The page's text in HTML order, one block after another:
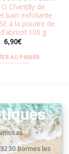
Chantilly de
bain exfoliante
à la poudre de
100 g
6,90€
AU PANIER
Bormes les